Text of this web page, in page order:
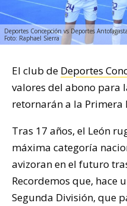
Deportes Concepción vs Deportes
Foto: Raphael Sierra
El club de Deportes
valores del abono para
retornarán a la Primera
Tras 17 años, el León
máxima categoría
avizoran en el futuro
Recordemos que, hace
Segunda División, que